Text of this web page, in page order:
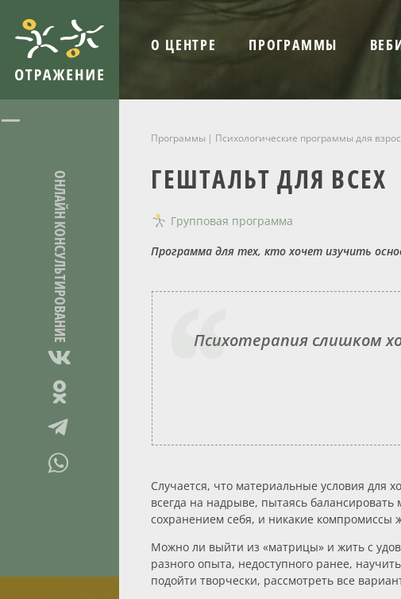
ОНЛАЙН КОНСУЛЬТИРОВАНИЕ
О ЦЕНТРЕ ПРОГРАММЫ
Программы Психологические программы для
ГЕШТАЛЬТ ДЛЯ ВСЕХ
Групповая программа
Программа для тех, кто хочет изучить
Психотерапия слишком
Случается, что материальные условия для
всегда на надрыве, пытаясь
сохранением себя, и никакие компромиссы
Можно ли выйти из «матрицы» и жить с
разного опыта, недоступного ранее,
подойти творчески, рассмотреть все